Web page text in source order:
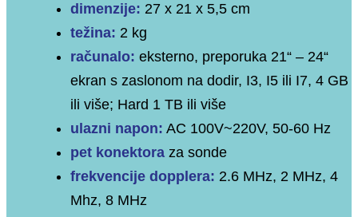
dimenzije: 27 x 21 x 5,5 cm
težina: 2 kg
računalo: eksterno, preporuka 21“ – 24“
ekran s zaslonom na dodir, I3, I5 ili I7, 4 GB
ili više; Hard 1 TB ili više
ulazni napon: AC 100V~220V, 50-60 Hz
pet konektora za sonde
frekvencije dopplera: 2.6 MHz, 2 MHz, 4
Mhz, 8 MHz